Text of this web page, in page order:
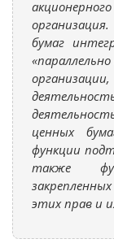
бумаг
ценных
функции
также
этих прав и